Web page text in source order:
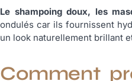
Le shampoing doux, les
ondulés car ils fournissent
un look naturellement brillant
Comment